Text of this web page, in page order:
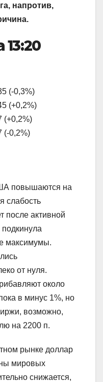
напротив,
(-0,3%)
(+0,2%)
(+0,2%)
(-0,2%)
повышаются на
слабость
после активной
подкинула
максимумы.
от нуля.
около
в минус 1%, но
возможно,
на 2200 п.
рынке доллар
мировых
снижается,